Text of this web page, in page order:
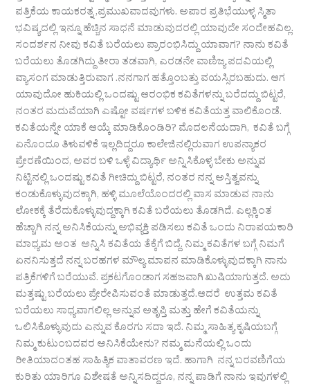
ಪತ್ರಿಕೆಯ ಕಾಯಕರತ್ನ ,ಪ್ರಮುಖವಾದವುಗಳು. ‌ಅಪಾರ ಪ್ರತಿಭೆಯುಳ್ಳ ಸ್ಮಿತಾ
ಭವಿಷ್ಯದಲ್ಲಿ ಇನ್ನೂ ಹೆಚ್ಚಿನ ಸಾಧನೆ ಮಾಡುವುದರಲ್ಲಿ ಯಾವುದೇ ಸಂದೇಹವಿಲ್ಲ.
ಸಂದರ್ಶನ ನೀವು ಕವಿತೆ ಬರೆಯಲು ಪ್ರಾರಂಭಿಸಿದ್ದು ಯಾವಾಗ? ನಾನು ಕವಿತೆ
ಬರೆಯಲು ತೊಡಗಿದ್ದು ತೀರಾ ತಡವಾಗಿ, ಎರಡನೇ ವಾಣಿಜ್ಯ ಪದವಿಯಲ್ಲಿ
ವ್ಯಾಸಂಗ ಮಾಡುತ್ತಿರುವಾಗ .ನನಗಾಗ ಹತ್ತೊಂಬತ್ತು ವಯಸ್ಸಿರಬಹುದು. ಆಗ
ಯಾವುದೋ ಹುಕಿಯಲ್ಲಿ ಒಂದಷ್ಟು ಆರಂಭಿಕ ಕವಿತೆಗಳನ್ನು ಬರೆದದ್ದು ಬಿಟ್ಟರೆ,
ನಂತರ ಮದುವೆಯಾಗಿ ಎಷ್ಟೋ ವರ್ಷಗಳ ಬಳಿಕ ಕವಿತೆಯತ್ತ ವಾಲಿಕೊಂಡೆ.
ಕವಿತೆಯನ್ನೇ ಯಾಕೆ ಆಯ್ಕೆ ಮಾಡಿಕೊಂಡಿರಿ? ಮೊದಲನೆಯದಾಗಿ, ಕವಿತೆ ಬಗ್ಗೆ
ಏನೊಂದೂ ತಿಳುವಳಿಕೆ ಇಲ್ಲದಿದ್ದರೂ ಕಾಲೇಜಿನಲ್ಲಿರುವಾಗ ಉಪನ್ಯಾಕರ
ಪ್ರೇರಣೆಯಿಂದ, ಅವರ ಬಳಿ ಒಳ್ಳೆ ವಿದ್ಯಾರ್ಥಿ ಅನ್ನಿಸಿಕೊಳ್ಳ ಬೇಕು ಅನ್ನುವ
ನಿಟ್ಟಿನಲ್ಲಿ ಒಂದಷ್ಟು ಕವಿತೆ ಗೀಚಿದ್ದು ಬಿಟ್ಟರೆ, ನಂತರ ನನ್ನ ಅಸ್ತಿತ್ವವನ್ನು
ಕಂಡುಕೊಳ್ಳುವುದಕ್ಕಾಗಿ, ಹಳ್ಳಿ ಮೂಲೆಯೊಂದರಲ್ಲಿ ವಾಸ ಮಾಡುವ ನಾನು
ಲೋಕಕ್ಕೆ ತೆರೆದುಕೊಳ್ಳುವುದ್ದಕ್ಕಾಗಿ ಕವಿತೆ ಬರೆಯಲು ತೊಡಗಿದೆ. ಎಲ್ಲಕ್ಕಿಂತ
ಹೆಚ್ಚಾಗಿ ನನ್ನ ಅನಿಸಿಕೆಯನ್ನು ಅಭಿವ್ಯಕ್ತಿ ಪಡಿಸಲು ಕವಿತೆ ಒಂದು ನಿರಾಪಯಕಾರಿ
ಮಾಧ್ಯಮ ಅಂತ ಅನ್ನಿಸಿ ಕವಿತೆಯ ತೆಕ್ಕೆಗೆ ಬಿದ್ದೆ. ನಿಮ್ಮ ಕವಿತೆಗಳ ಬಗ್ಗೆ ನಿಮಗೆ
ಏನನಿಸುತ್ತದೆ ನನ್ನ ಬರಹಗಳ ಮೌಲ್ಯ ಮಾಪನ ಮಾಡಿಕೊಳ್ಳುವುದಕ್ಕಾಗಿ ನಾನು
ಪತ್ರಿಕೆಗಳಿಗೆ ಬರೆಯುವೆ. ಪ್ರಕಟಗೊಂಡಾಗ ಸಹಜವಾಗಿ ಖುಷಿಯಾಗುತ್ತದೆ. ಅದು
ಮತ್ತಷ್ಟು ಬರೆಯಲು ಪ್ರೇರೇಪಿಸುವಂತೆ ಮಾಡುತ್ತದೆ.ಆದರೆ ಉತ್ತಮ ಕವಿತೆ
ಬರೆಯಲು ಸಾಧ್ಯವಾಗಲಿಲ್ಲ ಅನ್ನುವ ಅತೃಪ್ತಿ ಮತ್ತು ಹೇಗೆ ಕವಿತೆಯನ್ನು
ಒಲಿಸಿಕೊಳ್ಳುವುದು ಎನ್ನುವ ಕೊರಗು ಸದಾ ಇದೆ. ನಿಮ್ಮ ಸಾಹಿತ್ಯ ಕೃಷಿಯಬಗ್ಗೆ
ನಿಮ್ಮ ಕುಟುಂಬದವರ ಅನಿಸಿಕೆಯೇನು? ನಮ್ಮ ಮನೆಯಲ್ಲಿ ಒಂದು
ರೀತಿಯಾದಂತಹ ಸಾಹಿತ್ಯಿಕ ವಾತಾವರಣ ಇದೆ. ಹಾಗಾಗಿ ನನ್ನ ಬರವಣಿಗೆಯ
ಕುರಿತು ಯಾರಿಗೂ ವಿಶೇಷತೆ ಅನ್ನಿಸದಿದ್ದರೂ, ನನ್ನ ಪಾಡಿಗೆ ನಾನು ಇವುಗಳಲ್ಲಿ